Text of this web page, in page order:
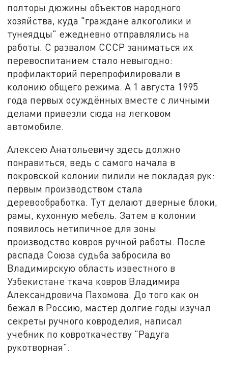
полторы дюжины объектов народного
хозяйства, куда "граждане алкоголики и
тунеядцы" ежедневно отправлялись на
работы. С развалом СССР заниматься их
перевоспитанием стало невыгодно:
профилакторий перепрофилировали в
колонию общего режима. А 1 августа 1995
года первых осуждённых вместе с личными
делами привезли сюда на легковом
автомобиле.
Алексею Анатольевичу здесь должно
понравиться, ведь с самого начала в
покровской колонии пилили не покладая рук:
первым производством стала
деревообработка. Тут делают дверные блоки,
рамы, кухонную мебель. Затем в колонии
появилось нетипичное для зоны
производство ковров ручной работы. После
распада Союза судьба забросила во
Владимирскую область известного в
Узбекистане ткача ковров Владимира
Александровича Пахомова. До того как он
бежал в Россию, мастер долгие годы изучал
секреты ручного ковроделия, написал
учебник по ковроткачеству "Радуга
рукотворная".